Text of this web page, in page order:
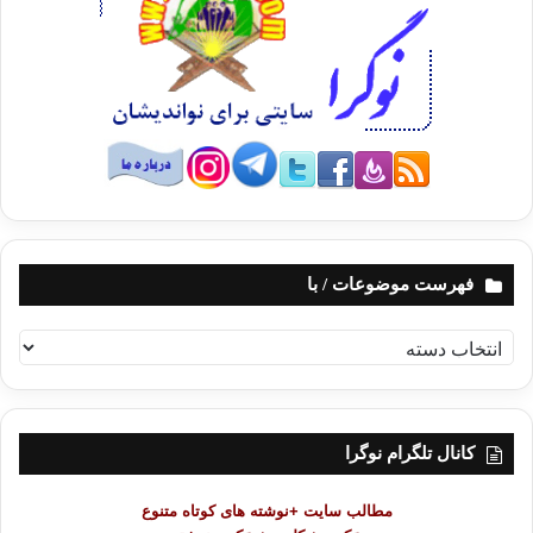
5- شهریار که بر سر راه اصفهان واقع و به نام عشایر آن خطه، با زنجان خوانده
می شد. قسمتی هم از این سرزمین جزو اصفهان بود.
استخری به دنبال این رموم، صحبت از سی و سه عشیره ی کرد فارس هم می
مقدسی هم هست، آنها را به شرح زیر نام می برد:
کرمانی، رامانی، مدثر، محمدی باشار، باکیلی،(مقدسی اینان را سالانی می
تاهماداهنی، زایادی، شهراوی، مبارکی بنده داکی، خسراوی، زایخی، سفاری،
باراز دوختی، مطلبی، ماحالی، شاهکانی، کاحبی، جلیلی، و عده ی آنها را پانصد
فارس نامه که در سال 500 هجری نوشته شده است، می نویسد:
فارس قدیم بودند، در جنگ های استیلای اسلام به کلی از بین رفتند و تنها عشیره
فهرست موضوعات / با
ه
ر
کانال تلگرام نوگرا
مطالب سایت +نوشته های کوتاه متنوع